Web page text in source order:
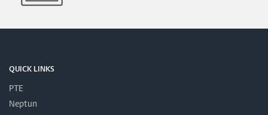
QUICK LINKS
PTE
Neptun